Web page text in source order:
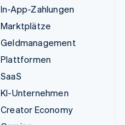
In-App-Zahlungen
Marktplätze
Geldmanagement
Plattformen
SaaS
KI-Unternehmen
Creator Economy